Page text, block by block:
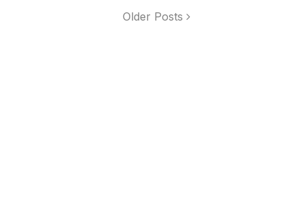
Older Posts